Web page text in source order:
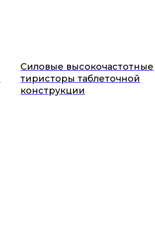
Силовые высокочастотные
тиристоры таблеточной
конструкции